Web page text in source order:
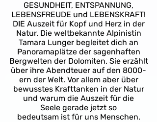
GESUNDHEIT, ENTSPANNUNG,
LEBENSFREUDE und LEBENSKRAFT!
DIE Auszeit für Kopf und Herz in der
Natur. Die weltbekannte Alpinistin
Tamara Lunger begleitet dich an
Panoramaplätze der sagenhaften
Bergwelten der Dolomiten. Sie erzählt
über ihre Abendteuer auf den 8000-
ern der Welt. Vor allem aber über
bewusstes Krafttanken in der Natur
und warum die Auszeit für die
Seele gerade jetzt so
bedeutsam ist für uns Menschen.